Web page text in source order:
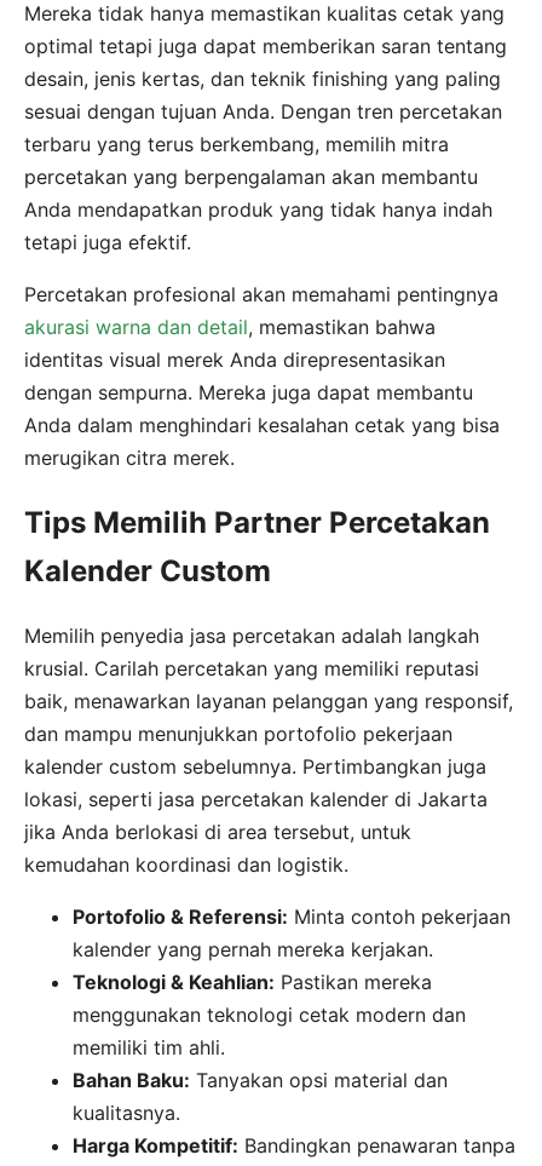
Mereka tidak hanya memastikan kualitas cetak yang
optimal tetapi juga dapat memberikan saran tentang
desain, jenis kertas, dan teknik finishing yang paling
sesuai dengan tujuan Anda. Dengan tren percetakan
terbaru yang terus berkembang, memilih mitra
percetakan yang berpengalaman akan membantu
Anda mendapatkan produk yang tidak hanya indah
tetapi juga efektif.
Percetakan profesional akan memahami pentingnya
akurasi warna dan detail, memastikan bahwa
identitas visual merek Anda direpresentasikan
dengan sempurna. Mereka juga dapat membantu
Anda dalam menghindari kesalahan cetak yang bisa
merugikan citra merek.
Tips Memilih Partner Percetakan
Kalender Custom
Memilih penyedia jasa percetakan adalah langkah
krusial. Carilah percetakan yang memiliki reputasi
baik, menawarkan layanan pelanggan yang responsif,
dan mampu menunjukkan portofolio pekerjaan
kalender custom sebelumnya. Pertimbangkan juga
lokasi, seperti jasa percetakan kalender di Jakarta
jika Anda berlokasi di area tersebut, untuk
kemudahan koordinasi dan logistik.
Portofolio & Referensi: Minta contoh pekerjaan
kalender yang pernah mereka kerjakan.
Teknologi & Keahlian: Pastikan mereka
menggunakan teknologi cetak modern dan
memiliki tim ahli.
Bahan Baku: Tanyakan opsi material dan
kualitasnya.
Harga Kompetitif: Bandingkan penawaran tanpa